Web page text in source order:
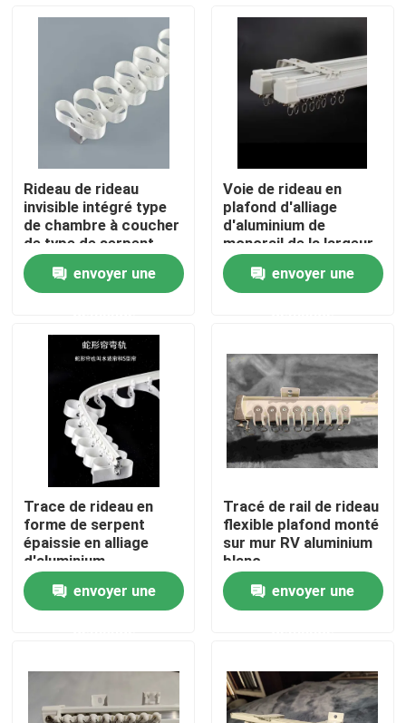
Produits
Vidéos
Au sujet de nous
Visite d'usine
Contrôle de qualité
Contactez-nous
Demandez une citation
Vêtements pour enfants primaires
Rideau de rideau
invisible intégré type
de chambre à coucher
de type de serpent
envoyer une
Voie de rideau en
plafond d'alliage
d'aluminium de
monorail de la largeur
20mm 55"
envoyer une
Trace de rideau en
forme de serpent
épaissie en alliage
d'aluminium
envoyer une
Tracé de rail de rideau
flexible plafond monté
sur mur RV aluminium
blanc
envoyer une